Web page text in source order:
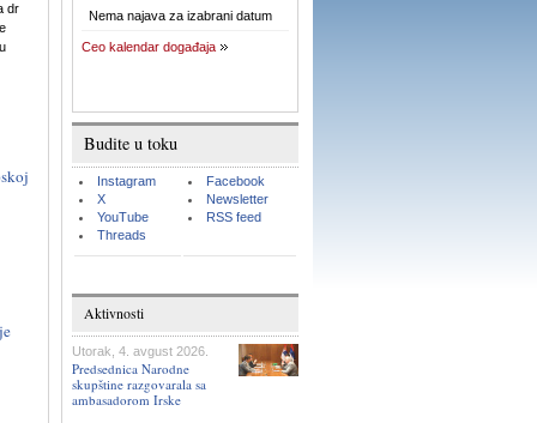
dr
Nema najava za izabrani datum
Ceo kalendar događaja
Budite u toku
Instagram
X
YouTube
Threads
Facebook
Newsletter
RSS feed
Aktivnosti
Utorak, 4. avgust 2026.
Predsednica Narodne
skupštine razgovarala sa
ambasadorom Irske